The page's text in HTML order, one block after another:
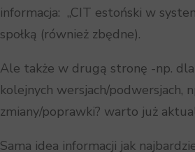
informacja: „CIT estoński w
społką (również zbędne).
Ale także w drugą stronę -np. dla
kolejnych wersjach/podwersjach,
zmiany/poprawki? warto już
Sama idea informacji jak